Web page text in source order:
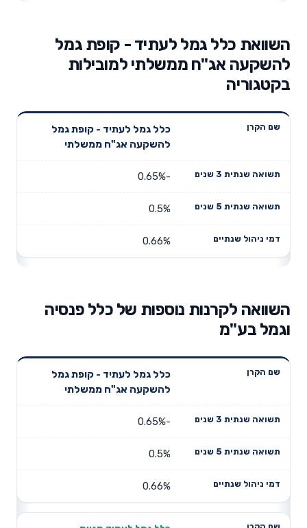
השוואת כלל גמל לעתיד - קופת גמל
להשקעה אג"ח ממשלתי למובילות
בקטגוריה
שנתית 3
תשואה
שנתית 5
כלל גמל לעתיד - קופת גמל
להשקעה אג"ח ממשלתי
-0.65%
0.5%
0.66%
השוואה לקרנות נוספות של כלל פנסיה
וגמל בע"מ
שנתית 3
תשואה
שנתית 5
כלל גמל לעתיד - קופת גמל
להשקעה אג"ח ממשלתי
-0.65%
0.5%
0.66%